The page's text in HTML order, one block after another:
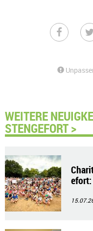
WEITERE
STENGEFORT >